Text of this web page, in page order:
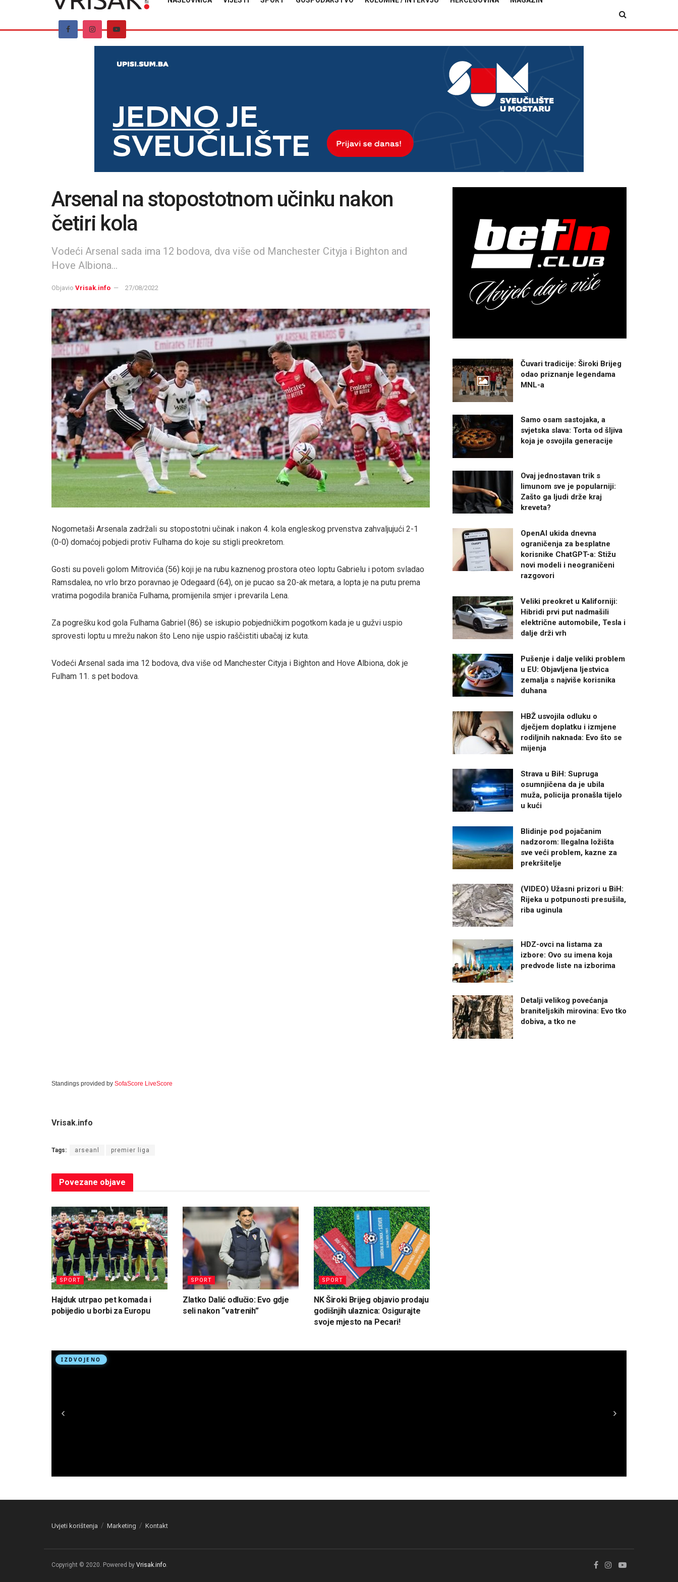
Arsenal na stopostotnom učinku nakon
četiri kola
Vodeći Arsenal sada ima 12 bodova, dva više od Manchester Cityja i Bighton and
Hove Albiona...
Objavio Vrisak.info 27/08/2022
Nogometaši Arsenala zadržali su stopostotni učinak i nakon 4. kola engleskog prvenstva zahvaljujući 2-1
(0-0) domaćoj pobjedi protiv Fulhama do koje su stigli preokretom.
Gosti su poveli golom Mitrovića (56) koji je na rubu kaznenog prostora oteo loptu Gabrielu i potom svladao
Ramsdalea, no vrlo brzo poravnao je Odegaard (64), on je pucao sa 20-ak metara, a lopta je na putu prema
vratima pogodila braniča Fulhama, promijenila smjer i prevarila Lena.
Za pogrešku kod gola Fulhama Gabriel (86) se iskupio pobjedničkim pogotkom kada je u gužvi uspio
sprovesti loptu u mrežu nakon što Leno nije uspio raščistiti ubačaj iz kuta.
Vodeći Arsenal sada ima 12 bodova, dva više od Manchester Cityja i Bighton and Hove Albiona, dok je
Fulham 11. s pet bodova.
Standings provided by SofaScore LiveScore
Vrisak.info
Tags: arseanl premier liga
Povezane objave
SPORT
Hajduk utrpao pet komada i
pobijedio u borbi za Europu
SPORT
Zlatko Dalić odlučio: Evo gdje
seli nakon “vatrenih”
SPORT
NK Široki Brijeg objavio prodaju
godišnjih ulaznica: Osigurajte
svoje mjesto na Pecari!
Čuvari tradicije: Široki Brijeg
odao priznanje legendama
MNL-a
Samo osam sastojaka, a
svjetska slava: Torta od šljiva
koja je osvojila generacije
Ovaj jednostavan trik s
limunom sve je popularniji:
Zašto ga ljudi drže kraj
kreveta?
OpenAI ukida dnevna
ograničenja za besplatne
korisnike ChatGPT-a: Stižu
novi modeli i neograničeni
razgovori
Veliki preokret u Kaliforniji:
Hibridi prvi put nadmašili
električne automobile, Tesla i
dalje drži vrh
Pušenje i dalje veliki problem
u EU: Objavljena ljestvica
zemalja s najviše korisnika
duhana
HBŽ usvojila odluku o
dječjem doplatku i izmjene
rodiljnih naknada: Evo što se
mijenja
Strava u BiH: Supruga
osumnjičena da je ubila
muža, policija pronašla tijelo
u kući
Blidinje pod pojačanim
nadzorom: Ilegalna ložišta
sve veći problem, kazne za
prekršitelje
(VIDEO) Užasni prizori u BiH:
Rijeka u potpunosti presušila,
riba uginula
HDZ-ovci na listama za
izbore: Ovo su imena koja
predvode liste na izborima
Detalji velikog povećanja
braniteljskih mirovina: Evo tko
dobiva, a tko ne
Uvjeti korištenja Marketing Kontakt
Copyright © 2020. Powered by Vrisak.info.